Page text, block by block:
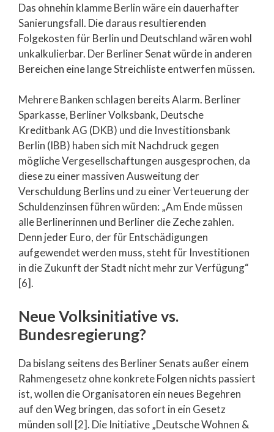
Das ohnehin klamme Berlin wäre ein dauerhafter
Sanierungsfall. Die daraus resultierenden
Folgekosten für Berlin und Deutschland wären wohl
unkalkulierbar. Der Berliner Senat würde in anderen
Bereichen eine lange Streichliste entwerfen müssen.
Mehrere Banken schlagen bereits Alarm. Berliner
Sparkasse, Berliner Volksbank, Deutsche
Kreditbank AG (DKB) und die Investitionsbank
Berlin (IBB) haben sich mit Nachdruck gegen
mögliche Vergesellschaftungen ausgesprochen, da
diese zu einer massiven Ausweitung der
Verschuldung Berlins und zu einer Verteuerung der
Schuldenzinsen führen würden: „Am Ende müssen
alle Berlinerinnen und Berliner die Zeche zahlen.
Denn jeder Euro, der für Entschädigungen
aufgewendet werden muss, steht für Investitionen
in die Zukunft der Stadt nicht mehr zur Verfügung“
[6].
Neue Volksinitiative vs.
Bundesregierung?
Da bislang seitens des Berliner Senats außer einem
Rahmengesetz ohne konkrete Folgen nichts passiert
ist, wollen die Organisatoren ein neues Begehren
auf den Weg bringen, das sofort in ein Gesetz
münden soll [2]. Die Initiative „Deutsche Wohnen &